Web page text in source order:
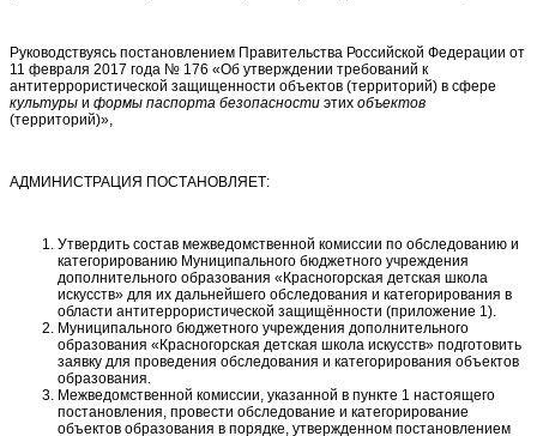
Руководствуясь постановлением Правительства Российской Федерации от
11 февраля 2017 года № 176 «Об утверждении требований к
антитеррористической защищенности объектов (территорий) в сфере
культуры и формы паспорта безопасности этих объектов
(территорий)»,
АДМИНИСТРАЦИЯ ПОСТАНОВЛЯЕТ:
Утвердить состав межведомственной комиссии по обследованию и
категорированию Муниципального бюджетного учреждения
дополнительного образования «Красногорская детская школа
искусств» для их дальнейшего обследования и категорирования в
области антитеррористической защищённости (приложение 1).
Муниципального бюджетного учреждения дополнительного
образования «Красногорская детская школа искусств» подготовить
заявку для проведения обследования и категорирования объектов
образования.
Межведомственной комиссии, указанной в пункте 1 настоящего
постановления, провести обследование и категорирование
объектов образования в порядке, утвержденном постановлением